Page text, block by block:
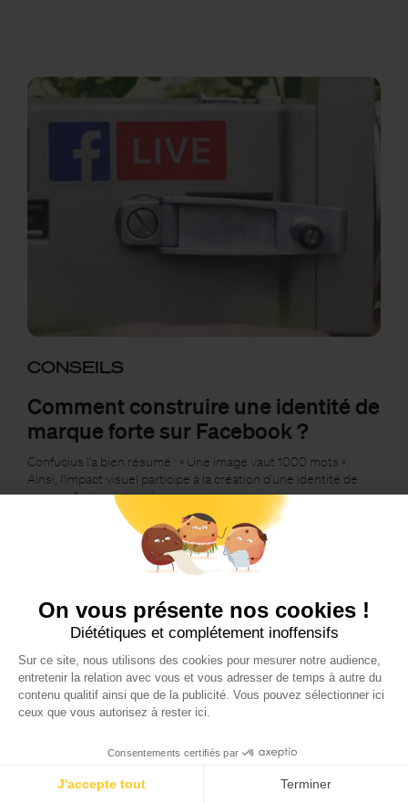
CONSEILS
Comment construire une identité de
marque forte sur Facebook ?
Confucius l’a bien résumé : « Une image vaut 1000 mots ».
Ainsi, l'impact visuel participe à la création d'une identité de
marque forte sur les réseaux sociaux.…
On vous présente nos cookies !
Diététiques et complétement inoffensifs
Sur ce site, nous utilisons des cookies pour mesurer notre audience,
entretenir la relation avec vous et vous adresser de temps à autre du
contenu qualitif ainsi que de la publicité. Vous pouvez sélectionner ici
ceux que vous autorisez à rester ici.
Consentements certifiés par
J'accepte tout Terminer